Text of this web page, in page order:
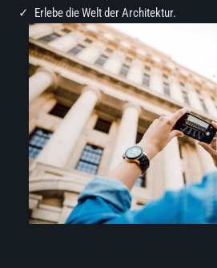
Erlebe die Welt der Architektur.